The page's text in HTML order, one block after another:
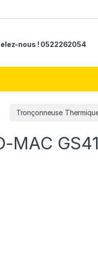
nous ! 0522262054
Tronçonneuse
MAC